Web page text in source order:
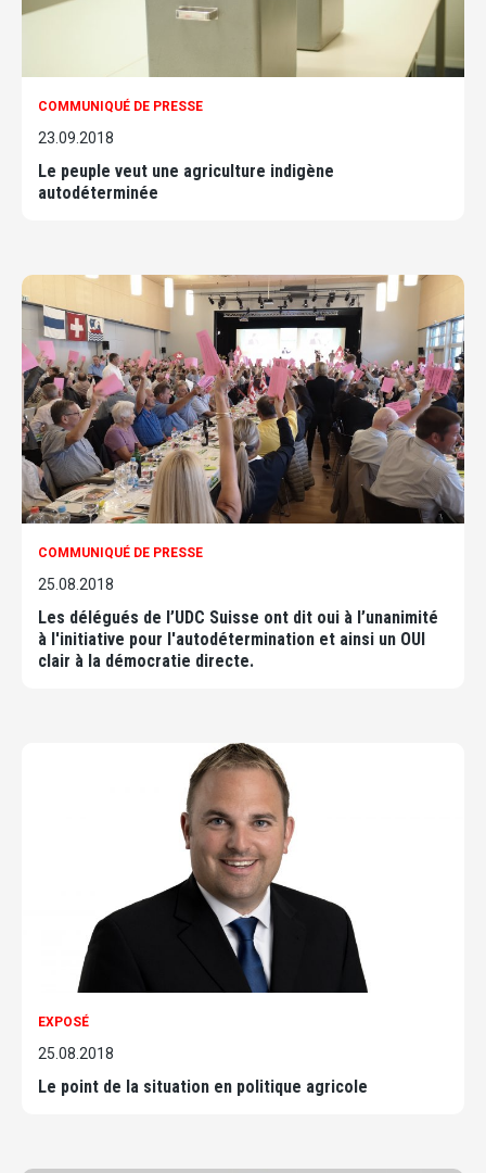
COMMUNIQUÉ DE PRESSE
23.09.2018
Le peuple veut une agriculture indigène
autodéterminée
COMMUNIQUÉ DE PRESSE
25.08.2018
Les délégués de l’UDC Suisse ont dit oui à l’unanimité
à l'initiative pour l'autodétermination et ainsi un OUI
clair à la démocratie directe.
EXPOSÉ
25.08.2018
Le point de la situation en politique agricole